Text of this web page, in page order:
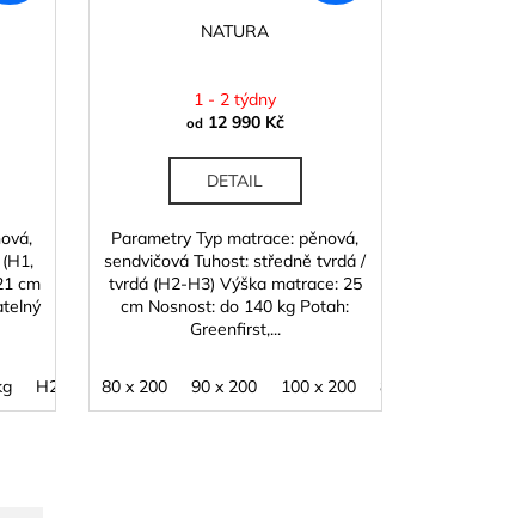
120 x 200 140 x 200 160 x 200 180 x 200
cm
H2 - medium / Vaše váha 60 - 100 kg H3 - hard / Vaše
NATURA
1 - 2 týdny
od12 990 Kč
DETAIL
Parametry Typ matrace: pěnová,
sendvičová Tuhost: středně tvrdá /
tvrdá (H2-H3) Výška matrace: 25
cm Nosnost: do 140 kg Potah:
Greenfirst,...
80 x 200 90 x 200 100 x 200 80 x 210